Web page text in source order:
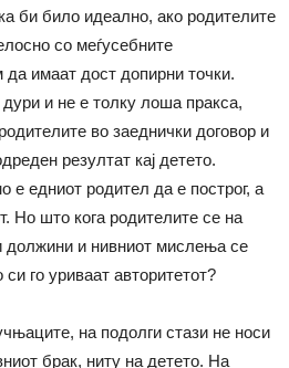
би било идеално, ако родителите
со меѓусебните
имаат дост допирни точки.
и не е толку лоша пракса,
во заеднички договор и
резултат кај детето.
е едниот родител да е построг, а
Но што кога родителите се на
должини и нивниот мислења се
си го уриваат авторитетот?
на подолги стази не носи
брак, ниту на детето. На